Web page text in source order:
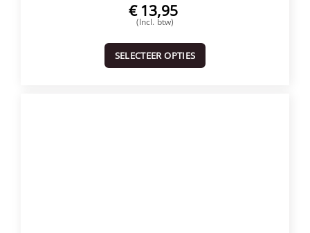
€ 13,95
(Incl. btw)
SELECTEER OPTIES